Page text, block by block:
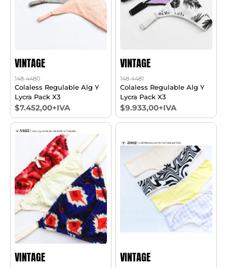
VINTAGE
148-4480
Colaless Regulable Alg Y
Lycra Pack X3
$7.452,00+IVA
VINTAGE
148-4481
Colaless Regulable Alg Y
Lycra Pack X3
$9.933,00+IVA
VINTAGE VINTAGE